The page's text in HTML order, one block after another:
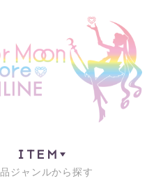
ITEM
ジャンルから探す